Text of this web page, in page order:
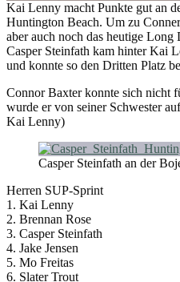
Kai Lenny macht Punkte gut an
Huntington Beach. Um zu
aber auch noch das heutige Long
Casper Steinfath kam hinter Kai
und konnte so den Dritten Platz
Connor Baxter konnte sich nicht
wurde er von seiner Schwester
Kai Lenny)
Casper Steinfath an der
Herren SUP-Sprint
1. Kai Lenny
2. Brennan Rose
3. Casper Steinfath
4. Jake Jensen
5. Mo Freitas
6. Slater Trout